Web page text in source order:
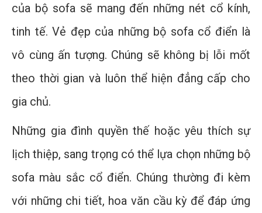
của bộ sofa sẽ mang đến những nét cổ kính,
tinh tế. Vẻ đẹp của những bộ sofa cổ điển là
vô cùng ấn tượng. Chúng sẽ không bị lỗi mốt
theo thời gian và luôn thể hiện đẳng cấp cho
gia chủ.
Những gia đình quyền thế hoặc yêu thích sự
lịch thiệp, sang trọng có thể lựa chọn những bộ
sofa màu sắc cổ điển. Chúng thường đi kèm
với những chi tiết, hoa văn cầu kỳ để đáp ứng